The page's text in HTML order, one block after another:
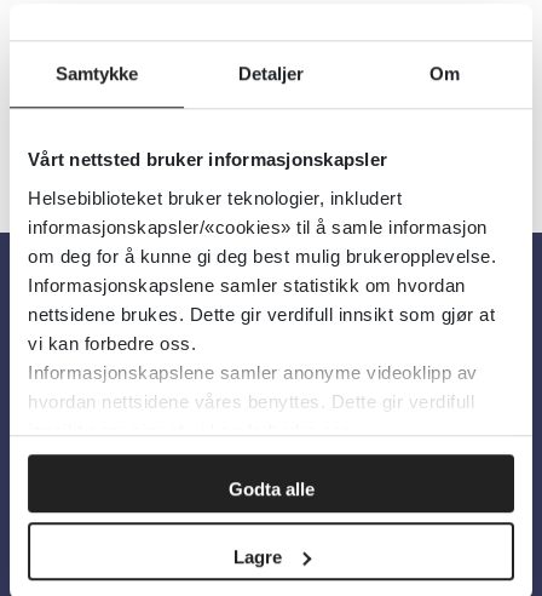
Samtykke Detaljer Om
Vårt nettsted bruker informasjonskapsler
Helsebiblioteket bruker teknologier, inkludert
informasjonskapsler/«cookies» til å samle informasjon
om deg for å kunne gi deg best mulig brukeropplevelse.
Informasjonskapslene samler statistikk om hvordan
nettsidene brukes. Dette gir verdifull innsikt som gjør at
vi kan forbedre oss.
Informasjonskapslene samler anonyme videoklipp av
hvordan nettsidene våres benyttes. Dette gir verdifull
innsikt som gjør at vi kan forbedre oss.
Godta alle
Lagre
Om oss
Om Helsebiblioteket
Personvern og informasjonskapsler
Tilgjengelighetserklæring
Information in English
Bilder fra Colourbox.com